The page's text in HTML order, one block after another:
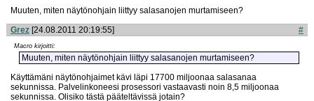
Muuten, miten näytönohjain liittyy salasanojen murtamiseen?
Grez [24.08.2011 20:19:55] #
Macro kirjoitti:
Muuten, miten näytönohjain liittyy salasanojen murtamiseen?
Käyttämäni näytönohjaimet kävi läpi 17700 miljoonaa salasanaa
sekunnissa. Palvelinkoneesi prosessori vastaavasti noin 8,5 miljoonaa
sekunnissa. Olisiko tästä pääteltävissä jotain?